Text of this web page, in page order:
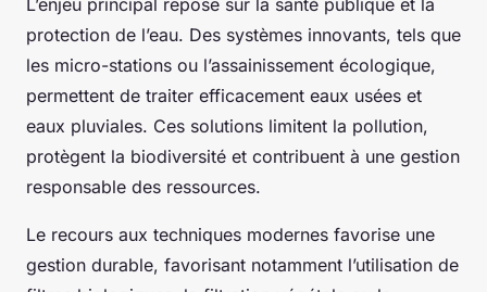
protection de l’eau. Des systèmes innovants, tels que
les micro-stations ou l’assainissement écologique,
permettent de traiter efficacement eaux usées et
eaux pluviales. Ces solutions limitent la pollution,
protègent la biodiversité et contribuent à une gestion
responsable des ressources.
Le recours aux techniques modernes favorise une
gestion durable, favorisant notamment l’utilisation de